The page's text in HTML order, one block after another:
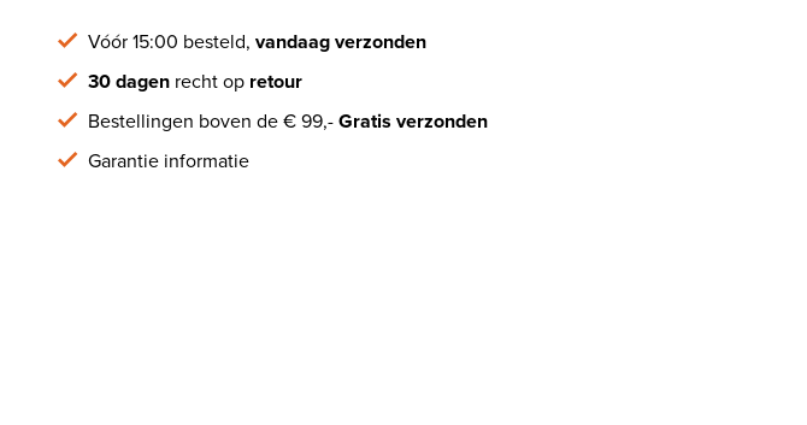
Vóór 15:00 besteld, vandaag verzonden
30 dagen recht op retour
Bestellingen boven de € 99,-Gratis verzonden
Garantie informatie